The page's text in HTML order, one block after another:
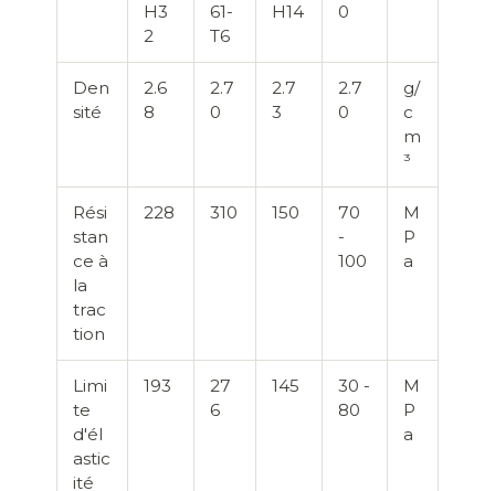
H3
2
61-
T6
H14
0
Den
sité
2.6
8
2.7
0
2.7
3
2.7
0
g/
c
m
³
Rési
stan
ce à
la
trac
tion
228 310 150
70
-
100
M
P
a
Limi
te
d'él
astic
ité
193
27
6
145
30 -
80
M
P
a